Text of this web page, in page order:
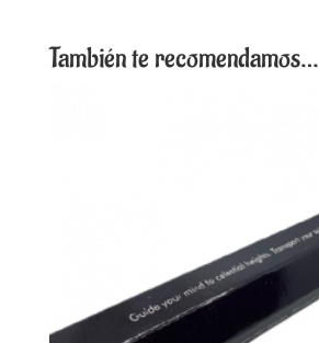
También te recomendamos…